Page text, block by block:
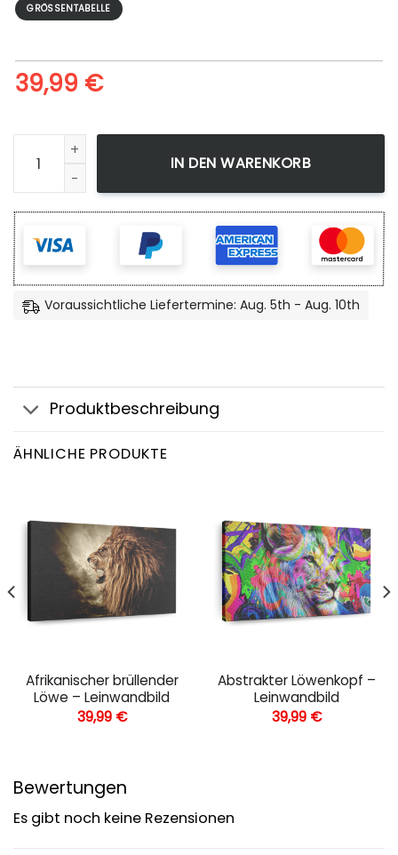
GRÖSSENTABELLE
39,99 €
Schwarzes Mustang-Pferd - Leinwandbild Menge
IN DEN WARENKORB
Voraussichtliche Liefertermine: Aug. 5th - Aug. 10th
Produktbeschreibung
ÄHNLICHE PRODUKTE
Afrikanischer brüllender
Löwe – Leinwandbild
39,99 €
Abstrakter Löwenkopf –
Leinwandbild
39,99 €
Bewertungen
Es gibt noch keine Rezensionen